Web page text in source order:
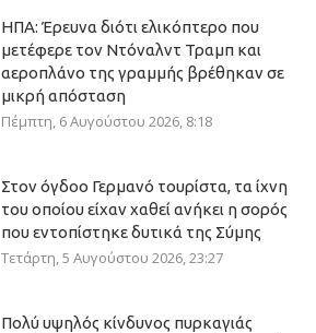
ΗΠΑ: Έρευνα διότι ελικόπτερο που
μετέφερε τον Ντόναλντ Τραμπ και
αεροπλάνο της γραμμής βρέθηκαν σε
μικρή απόσταση
Πέμπτη, 6 Αυγούστου 2026, 8:18
Στον όγδοο Γερμανό τουρίστα, τα ίχνη
του οποίου είχαν χαθεί ανήκει η σορός
που εντοπίστηκε δυτικά της Σύμης
Τετάρτη, 5 Αυγούστου 2026, 23:27
Πολύ υψηλός κίνδυνος πυρκαγιάς